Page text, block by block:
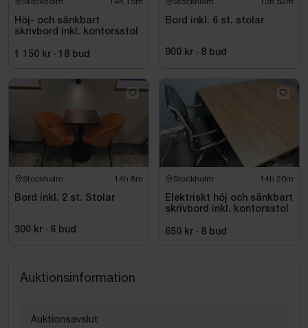
Höj- och sänkbart
skrivbord inkl. kontorsstol
1 150 kr · 18 bud
Bord inkl. 6 st. stolar
900 kr · 8 bud
Stockholm 14h 8m
Bord inkl. 2 st. Stolar
300 kr · 6 bud
Stockholm 14h 20m
Elektriskt höj och sänkbart
skrivbord inkl. kontorsstol
650 kr · 8 bud
Auktionsinformation
Auktionsavslut